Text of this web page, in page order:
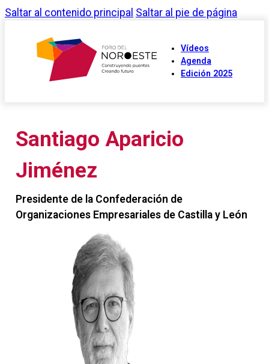
Saltar al contenido principal Saltar al pie de página
Vídeos
Agenda
Edición 2025
Santiago Aparicio
Jiménez
Presidente de la Confederación de
Organizaciones Empresariales de Castilla y León